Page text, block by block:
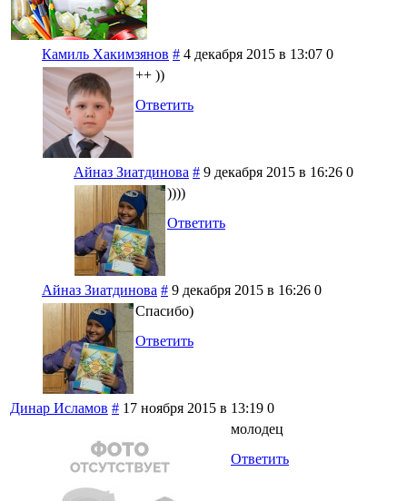
Камиль Хакимзянов # 4 декабря 2015 в 13:07 0
++ ))
Ответить
Айназ Зиатдинова # 9 декабря 2015 в 16:26 0
))))
Ответить
Айназ Зиатдинова # 9 декабря 2015 в 16:26 0
Спасибо)
Ответить
Динар Исламов # 17 ноября 2015 в 13:19 0
молодец
Ответить